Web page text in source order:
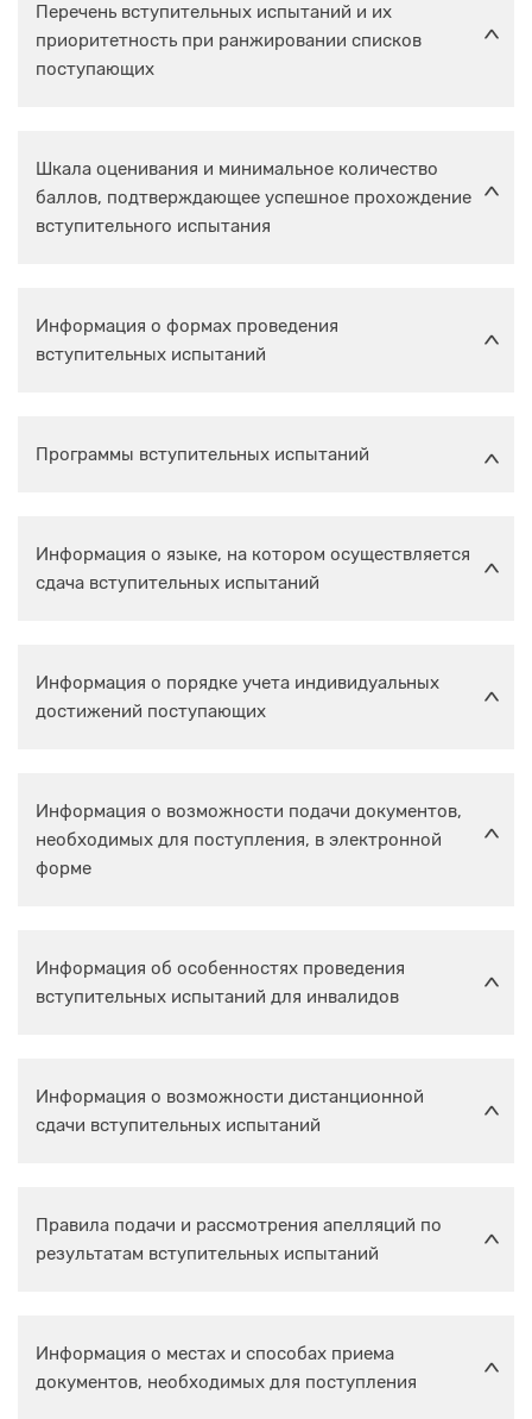
Перечень вступительных испытаний и их
приоритетность при ранжировании списков
поступающих
Шкала оценивания и минимальное количество
баллов, подтверждающее успешное прохождение
вступительного испытания
Информация о формах проведения
вступительных испытаний
Программы вступительных испытаний
Информация о языке, на котором осуществляется
сдача вступительных испытаний
Информация о порядке учета индивидуальных
достижений поступающих
Информация о возможности подачи документов,
необходимых для поступления, в электронной
форме
Информация об особенностях проведения
вступительных испытаний для инвалидов
Информация о возможности дистанционной
сдачи вступительных испытаний
Правила подачи и рассмотрения апелляций по
результатам вступительных испытаний
Информация о местах и способах приема
документов, необходимых для поступления